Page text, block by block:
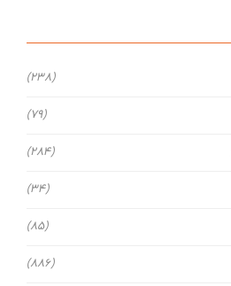
(238)
(79)
(284)
(34)
(85)
(886)